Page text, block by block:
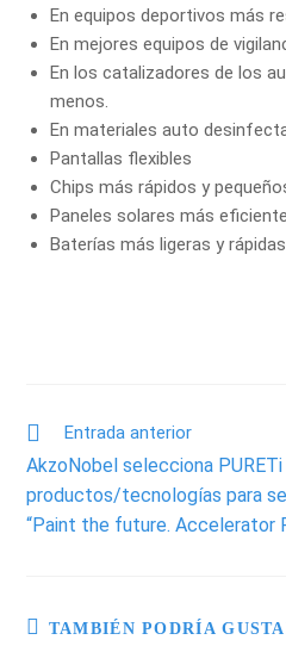
En equipos deportivos más
En mejores equipos de
En los catalizadores de los
menos.
En materiales auto
Pantallas flexibles
Chips más rápidos y
Paneles solares más
Baterías más ligeras y
Entrada anterior
AkzoNobel selecciona
productos/tecnologías para
“Paint the future. Accelerator
TAMBIÉN PODRÍA